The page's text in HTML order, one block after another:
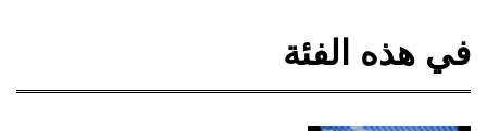
في هذه الفئة